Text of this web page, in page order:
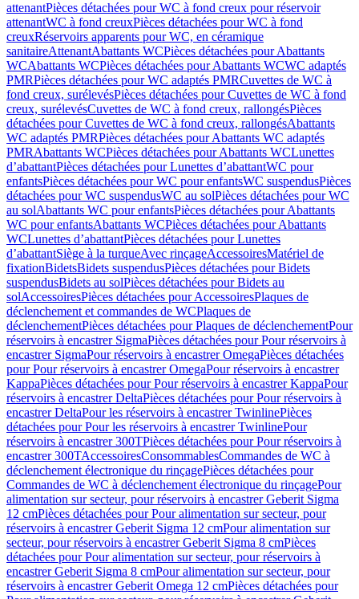
attenantPièces détachées pour WC à fond creux pour réservoir
attenantWC à fond creuxPièces détachées pour WC à fond
creuxRéservoirs apparents pour WC, en céramique
sanitaireAttenantAbattants WCPièces détachées pour Abattants
WCAbattants WCPièces détachées pour Abattants WCWC adaptés
PMRPièces détachées pour WC adaptés PMRCuvettes de WC à
fond creux, surélevésPièces détachées pour Cuvettes de WC à fond
creux, surélevésCuvettes de WC à fond creux, rallongésPièces
détachées pour Cuvettes de WC à fond creux, rallongésAbattants
WC adaptés PMRPièces détachées pour Abattants WC adaptés
PMRAbattants WCPièces détachées pour Abattants WCLunettes
d’abattantPièces détachées pour Lunettes d’abattantWC pour
enfantsPièces détachées pour WC pour enfantsWC suspendusPièces
détachées pour WC suspendusWC au solPièces détachées pour WC
au solAbattants WC pour enfantsPièces détachées pour Abattants
WC pour enfantsAbattants WCPièces détachées pour Abattants
WCLunettes d’abattantPièces détachées pour Lunettes
d’abattantSiège à la turqueAvec rinçageAccessoiresMatériel de
fixationBidetsBidets suspendusPièces détachées pour Bidets
suspendusBidets au solPièces détachées pour Bidets au
solAccessoiresPièces détachées pour AccessoiresPlaques de
déclenchement et commandes de WCPlaques de
déclenchementPièces détachées pour Plaques de déclenchementPour
réservoirs à encastrer SigmaPièces détachées pour Pour réservoirs à
encastrer SigmaPour réservoirs à encastrer OmegaPièces détachées
pour Pour réservoirs à encastrer OmegaPour réservoirs à encastrer
KappaPièces détachées pour Pour réservoirs à encastrer KappaPour
réservoirs à encastrer DeltaPièces détachées pour Pour réservoirs à
encastrer DeltaPour les réservoirs à encastrer TwinlinePièces
détachées pour Pour les réservoirs à encastrer TwinlinePour
réservoirs à encastrer 300TPièces détachées pour Pour réservoirs à
encastrer 300TAccessoiresConsommablesCommandes de WC à
déclenchement électronique du rinçagePièces détachées pour
Commandes de WC à déclenchement électronique du rinçagePour
alimentation sur secteur, pour réservoirs à encastrer Geberit Sigma
12 cmPièces détachées pour Pour alimentation sur secteur, pour
réservoirs à encastrer Geberit Sigma 12 cmPour alimentation sur
secteur, pour réservoirs à encastrer Geberit Sigma 8 cmPièces
détachées pour Pour alimentation sur secteur, pour réservoirs à
encastrer Geberit Sigma 8 cmPour alimentation sur secteur, pour
réservoirs à encastrer Geberit Omega 12 cmPièces détachées pour